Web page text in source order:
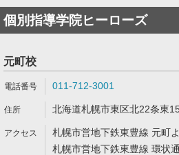
個別指導学院ヒーローズ
元町校
011-712-3001
北海道札幌市東区北22条東
札幌市営地下鉄東豊線 元町
札幌市営地下鉄東豊線 環状